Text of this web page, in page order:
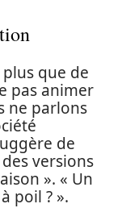
que de
pas animer
ne parlons
de
versions
». « Un
poil ? ».